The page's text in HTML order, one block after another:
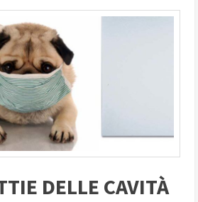
DELLE CAVITÀ